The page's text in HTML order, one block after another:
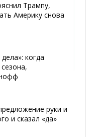
Трампу,
Америку снова
когда
руки и
и сказал «да»